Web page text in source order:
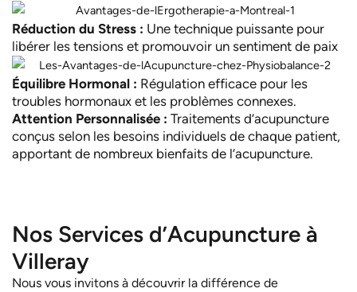
Réduction du Stress : Une technique puissante pour
libérer les tensions et promouvoir un sentiment de paix
Équilibre Hormonal : Régulation efficace pour les
troubles hormonaux et les problèmes connexes.
Attention Personnalisée : Traitements d’acupuncture
conçus selon les besoins individuels de chaque patient,
apportant de nombreux bienfaits de l’acupuncture.
Nos Services d’Acupuncture à
Villeray
Nous vous invitons à découvrir la différence de